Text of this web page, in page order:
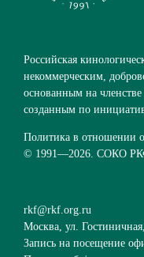
Российская
некоммерческим,
основанным на
созданным по
Политика в отношении
© 1991—2026. СОКО
rkf@rkf.org.ru
Москва, ул.
Запись на посещение